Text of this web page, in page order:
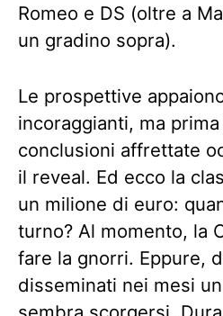
Romeo e DS (oltre a
un gradino sopra).
Le prospettive
incoraggianti, ma
conclusioni affrettate
il reveal. Ed ecco la
un milione di euro:
turno? Al momento, la
fare la gnorri. Eppure,
disseminati nei mesi